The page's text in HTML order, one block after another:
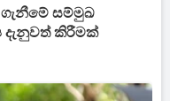
ගැනීමේ සම්මුඛ
කිරීමක්